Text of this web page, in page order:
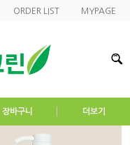
ORDER LIST MYPAGE
장바구니 더보기